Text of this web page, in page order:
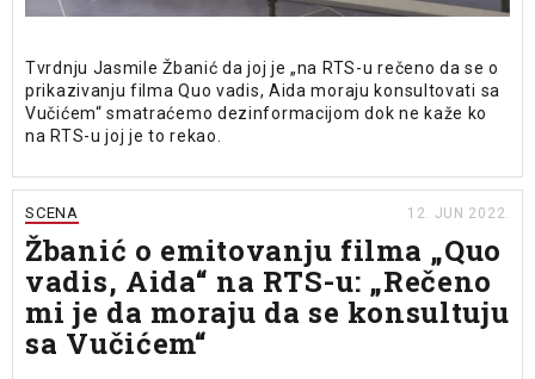
Tvrdnju Jasmile Žbanić da joj je „na RTS-u rečeno da se o
prikazivanju filma Quo vadis, Aida moraju konsultovati sa
Vučićem“ smatraćemo dezinformacijom dok ne kaže ko
na RTS-u joj je to rekao.
SCENA 12. JUN 2022.
Žbanić o emitovanju filma „Quo
vadis, Aida“ na RTS-u: „Rečeno
mi je da moraju da se konsultuju
sa Vučićem“